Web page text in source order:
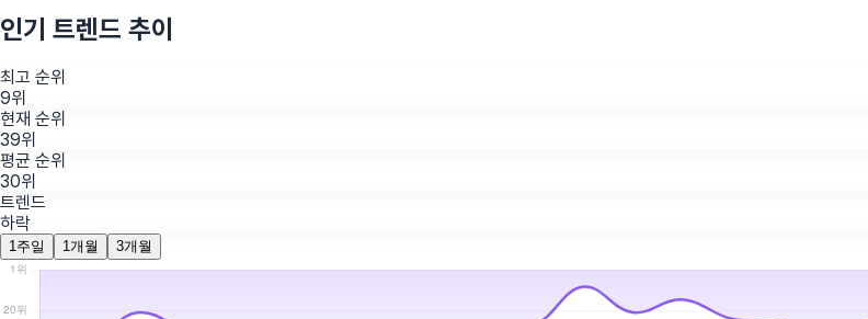
인기 트렌드 추이
최고 순위
9위
현재 순위
39위
평균 순위
30위
트렌드
하락
1주일 1개월 3개월